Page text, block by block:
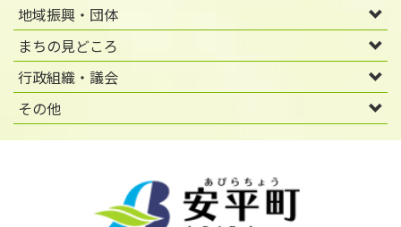
地域振興・団体
まちの見どころ
行政組織・議会
その他